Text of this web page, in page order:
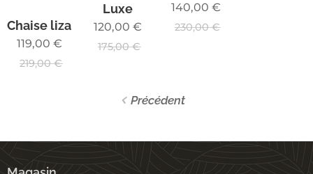
Chaise liza
119,00 €
219,00€
Luxe
120,00 €
175,00€
140,00 €
230,00€
Précédent